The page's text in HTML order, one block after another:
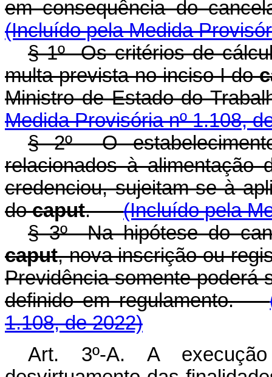
em consequência do
(Incluído pela Medida
§ 1º Os critérios de
multa prevista no inciso I do
Ministro de Estado do
Medida Provisória nº 1.108,
§ 2º O
relacionados à alimentação
credenciou, sujeitam-se à
docaput.(Incluído pela
§ 3º Na hipótese do
caput, nova inscrição ou
Previdência somente poderá
definido em regulamento.
1.108, de 2022)
Art. 3º-A. A